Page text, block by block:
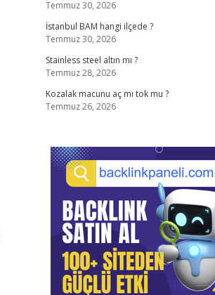
Temmuz 30, 2026
İstanbul BAM hangi ilçede ?
Temmuz 30, 2026
Stainless steel altın mı ?
Temmuz 28, 2026
Kozalak macunu aç mı tok mu ?
Temmuz 26, 2026